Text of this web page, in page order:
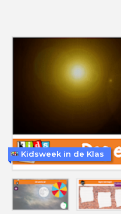
Kidsweek in de Klas